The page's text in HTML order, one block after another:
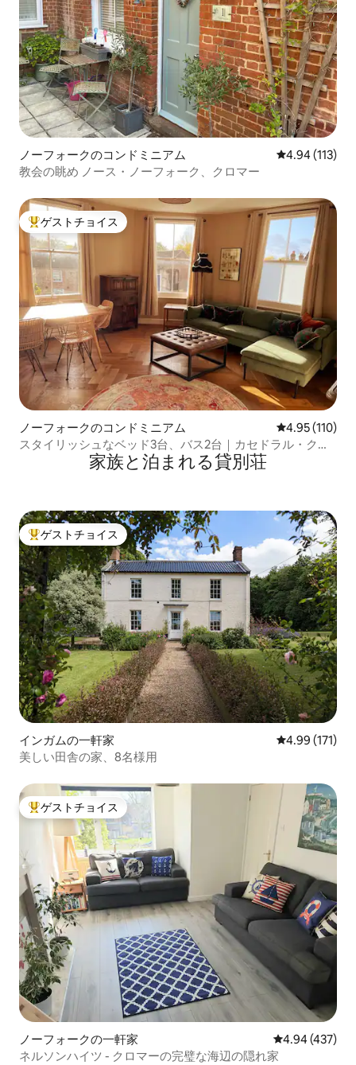
ノーフォークのコンドミニアム レビュー113
4.94 (113)
教会の眺め ノース・ノーフォーク、クロマー
大好評のゲストチョイスです。
ゲストチョイス
ノーフォークのコンドミニアム レビュー110
4.95 (110)
スタイリッシュなベッド3台、バス2台｜カセドラル・クォ
家族と泊まれる貸別荘
大好評のゲストチョイスです。
ゲストチョイス
インガムの一軒家 レビュー171
4.99 (171)
美しい田舎の家、8名様用
大好評のゲストチョイスです。
ゲストチョイス
ノーフォークの一軒家 レビュー437
4.94 (437)
ネルソンハイツ - クロマーの完璧な海辺の隠れ家